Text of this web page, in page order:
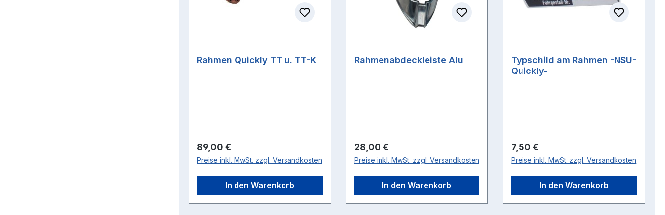
Rahmen Quickly TT u. TT-K
Regulärer Preis:
89,00 €
Preise inkl. MwSt. zzgl. Versandkosten
In den Warenkorb
Rahmenabdeckleiste Alu
Regulärer Preis:
28,00 €
Preise inkl. MwSt. zzgl. Versandkosten
In den Warenkorb
Typschild am Rahmen -NSU-
Quickly-
Regulärer Preis:
7,50 €
Preise inkl. MwSt. zzgl. Versandkosten
In den Warenkorb